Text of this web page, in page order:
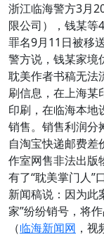
浙江临海警方3月
限公司），钱某等
罪名9月11日被移送
警方说，钱某家境
耽美作者书稿无法
刷信息，在上海某
印刷，在临海本地
销售。销售利润分
自淘宝快递邮费差
作室网售非法出版
有了“耽美掌门人”
新闻稿说：因为此
家”纷纷销号，将作
（临海新闻网 ，视